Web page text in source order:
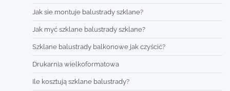
Jak sie montuje balustrady szklane?
Jak myć szklane balustrady szklane?
Szklane balustrady balkonowe jak czyścić?
Drukarnia wielkoformatowa
Ile kosztują szklane balustrady?